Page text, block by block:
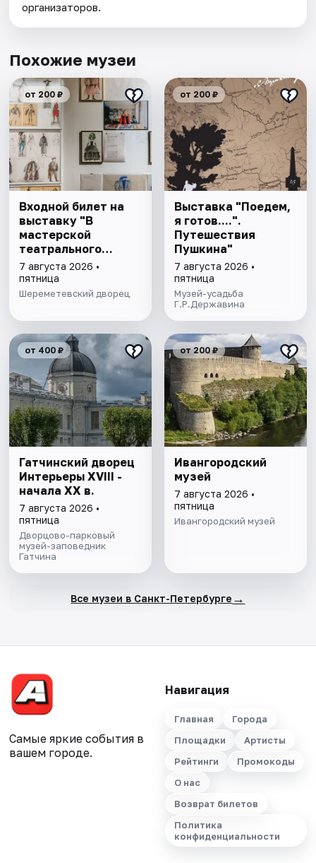
организаторов.
Похожие музеи
от 200 ₽
Входной билет на
выставку "В
мастерской
театрального
художника"
7 августа 2026 •
пятница
Шереметевский дворец
от 200 ₽
Выставка "Поедем,
я готов....".
Путешествия
Пушкина"
7 августа 2026 •
пятница
Музей-усадьба
Г.Р.Державина
от 400 ₽
Гатчинский дворец
Интерьеры ХVIII -
начала ХХ в.
7 августа 2026 •
пятница
Дворцово-парковый
музей-заповедник
Гатчина
от 200 ₽
Ивангородский
музей
7 августа 2026 •
пятница
Ивангородский музей
Все музеи в Санкт-Петербурге →
Самые яркие события в
вашем городе.
Навигация
Главная
Города
Площадки
Артисты
Рейтинги
Промокоды
О нас
Возврат билетов
Политика
конфиденциальности